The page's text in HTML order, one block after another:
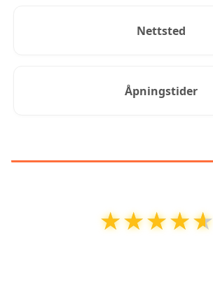
Nettsted
Åpningstider
★★★★★
★★★★★